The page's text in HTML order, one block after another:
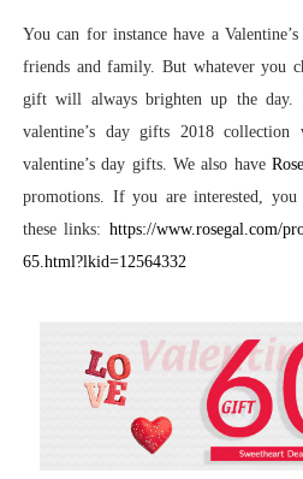
You can for instance have a
friends and family. But whatever you
gift will always brighten up the day.
valentine’s day gifts 2018
valentine’s day gifts. We also have
promotions. If you are interested,
these links:https://www.rosegal.com/
65.html?lkid=12564332